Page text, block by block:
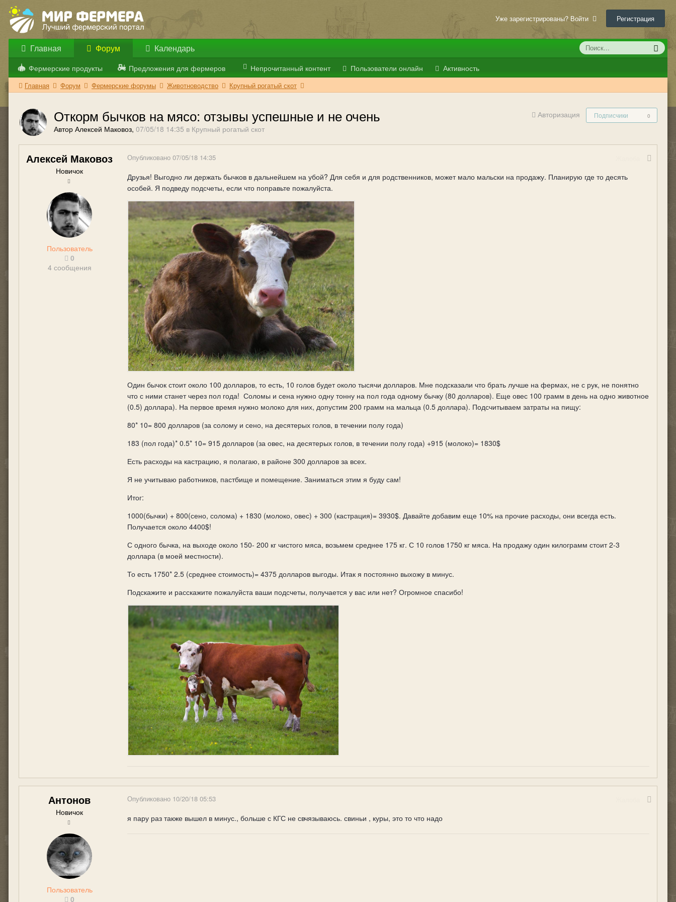
Уже зарегистрированы? Войти Регистрация
Главная Форум
Фермерские продукты Предложения для фермеров Непрочитанный контент Пользователи онлайн Активность
Календарь
Главная Форум Фермерские форумы Животноводство Крупный рогатый скот
Авторизация Подписчики 0
Откорм бычков на мясо: отзывы успешные и не очень
Автор Алексей Маковоз, 07/05/18 14:35 в Крупный рогатый скот
Алексей Маковоз
Новичок
Пользователь
0
4 сообщения
Опубликовано 07/05/18 14:35
Друзья! Выгодно ли держать бычков в дальнейшем на убой? Для себя и для родственников, может мало мальски на продажу. Планирую где то десять
особей. Я подведу подсчеты, если что поправьте пожалуйста.
Один бычок стоит около 100 долларов, то есть, 10 голов будет около тысячи долларов. Мне подсказали что брать лучше на фермах, не с рук, не понятно
что с ними станет через пол года! Соломы и сена нужно одну тонну на пол года одному бычку (80 долларов). Еще овес 100 грамм в день на одно животное
(0.5) доллара). На первое время нужно молоко для них, допустим 200 грамм на мальца (0.5 доллара). Подсчитываем затраты на пищу:
80* 10= 800 долларов (за солому и сено, на десятерых голов, в течении полу года)
183 (пол года)* 0.5* 10= 915 долларов (за овес, на десятерых голов, в течении полу года) +915 (молоко)= 1830$
Есть расходы на кастрацию, я полагаю, в районе 300 долларов за всех.
Я не учитываю работников, пастбище и помещение. Заниматься этим я буду сам!
Итог:
1000(бычки) + 800(сено, солома) + 1830 (молоко, овес) + 300 (кастрация)= 3930$. Давайте добавим еще 10% на прочие расходы, они всегда есть.
Получается около 4400$!
С одного бычка, на выходе около 150- 200 кг чистого мяса, возьмем среднее 175 кг. С 10 голов 1750 кг мяса. На продажу один килограмм стоит 2-3
доллара (в моей местности).
То есть 1750* 2.5 (среднее стоимость)= 4375 долларов выгоды. Итак я постоянно выхожу в минус.
Подскажите и расскажите пожалуйста ваши подсчеты, получается у вас или нет? Огромное спасибо!
Антонов
Новичок
Пользователь
0
Опубликовано 10/20/18 05:53
я пару раз также вышел в минус., больше с КГС не свчязываюсь. свиньи , куры, это то что надо